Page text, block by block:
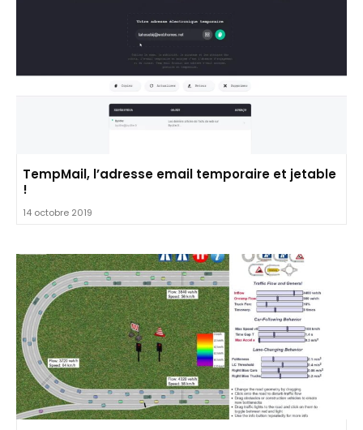
TempMail, l’adresse email temporaire et jetable
!
14 octobre 2019